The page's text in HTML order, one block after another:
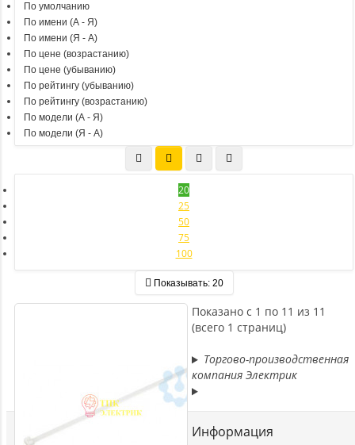
По умолчанию
По имени (A - Я)
По имени (Я - A)
По цене (возрастанию)
По цене (убыванию)
По рейтингу (убыванию)
По рейтингу (возрастанию)
По модели (A - Я)
По модели (Я - A)
20
25
50
75
100
Показывать: 20
Показано с 1 по 11 из 11
(всего 1 страниц)
Торгово-производственная
компания Электрик
Информация